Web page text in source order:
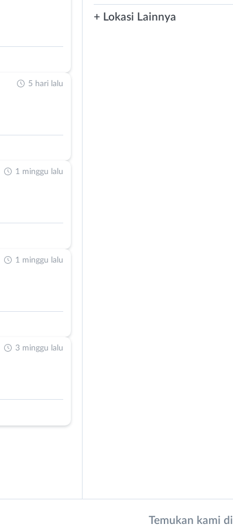
5 hari lalu
1 minggu lalu
1 minggu lalu
3 minggu lalu
+ Lokasi Lainnya
Temukan kami di